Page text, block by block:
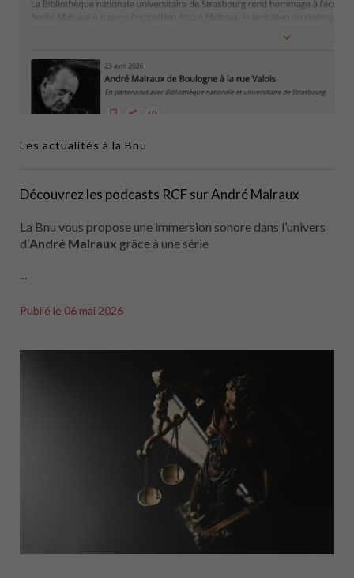
Les actualités à la Bnu
Découvrez les podcasts RCF sur André Malraux
La Bnu vous propose une immersion sonore dans l’univers
d’André Malraux grâce à une série
...
Publié le 06 mai 2026